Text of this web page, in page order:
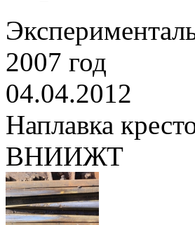
2007 год
04.04.2012
Наплавка
ВНИИЖТ